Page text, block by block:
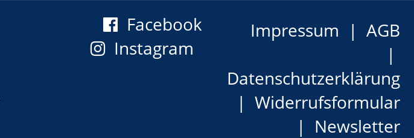
Facebook
Instagram
Impressum AGB
Datenschutzerklärung
Widerrufsformular
Newsletter